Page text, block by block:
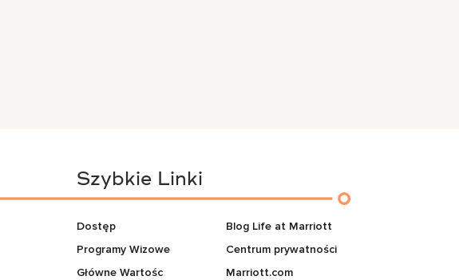
Szybkie Linki
Dostęp
Programy Wizowe
Główne Wartośc
Blog Life at Marriott
Centrum prywatności
Marriott.com